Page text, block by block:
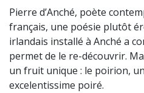
Pierre d’Anché, poète
français, une poésie plutôt
irlandais installé à Anché a
permet de le re-découvrir.
un fruit unique : le poirion,
excelentissime poiré.